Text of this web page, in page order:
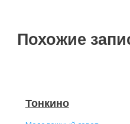
Похожие
Тонкино